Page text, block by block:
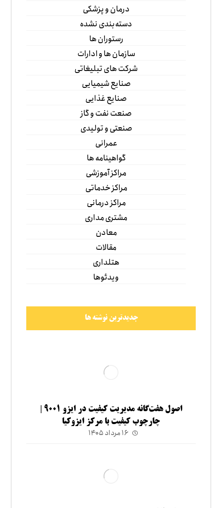
درمان و پزشکی
دسته‌بندی نشده
رستوران ها
سازمان ها و ادارات
شرکت های تبلیغاتی
صنایع شیمیایی
صنایع غذایی
صنعت نفت و گاز
صنعتی و تولیدی
عمرانی
گواهینامه ها
مراکز آموزشی
مراکز خدماتی
مراکز درمانی
مشتری مداری
معادن
مقالات
هتلداری
ویدئوها
جدیدترین نوشته ها
چارچوب کیفیت با مرکز ایزوکیا
۱۶ مرداد ۱۴۰۵